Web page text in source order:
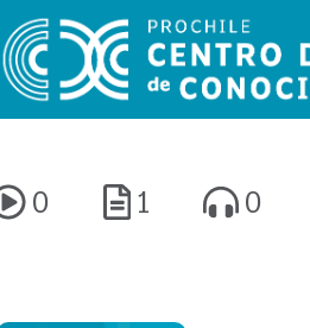
0 1 0